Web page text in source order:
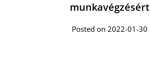
munkavégzésért
Posted on 2022-01-30